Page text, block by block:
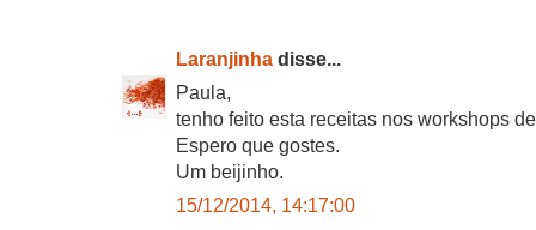
Laranjinha disse...
Paula,
tenho feito esta receitas nos workshops
Espero que gostes.
Um beijinho.
15/12/2014, 14:17:00